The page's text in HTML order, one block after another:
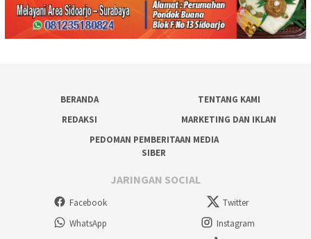
BERANDA
TENTANG KAMI
REDAKSI
MARKETING DAN IKLAN
PEDOMAN PEMBERITAAN MEDIA
SIBER
JARINGAN SOCIAL
Facebook
Twitter
WhatsApp
Instagram